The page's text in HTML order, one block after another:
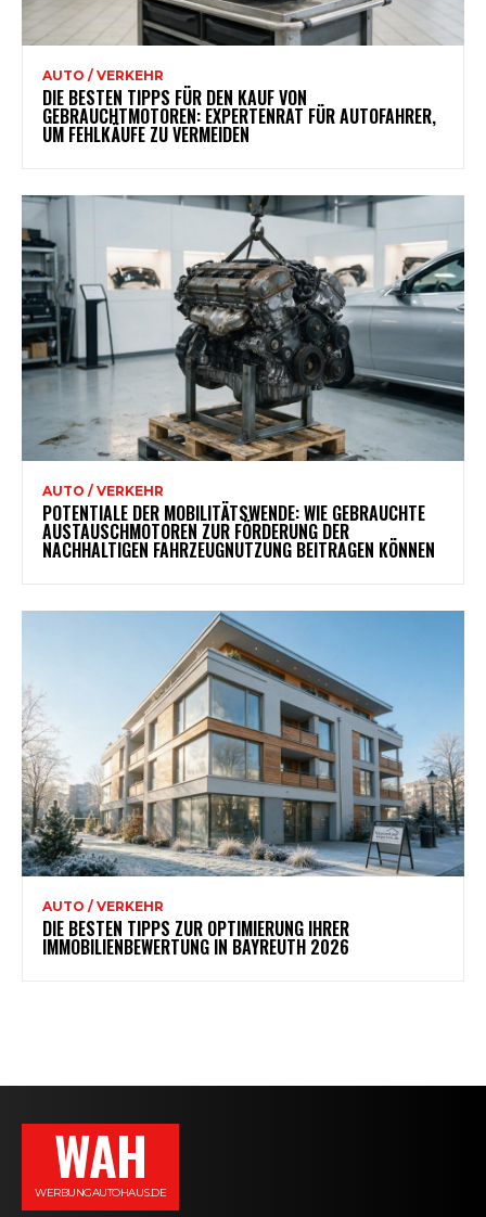
AUTO / VERKEHR
DIE BESTEN TIPPS FÜR DEN KAUF VON
GEBRAUCHTMOTOREN: EXPERTENRAT FÜR AUTOFAHRER,
UM FEHLKÄUFE ZU VERMEIDEN
AUTO / VERKEHR
POTENTIALE DER MOBILITÄTSWENDE: WIE GEBRAUCHTE
AUSTAUSCHMOTOREN ZUR FÖRDERUNG DER
NACHHALTIGEN FAHRZEUGNUTZUNG BEITRAGEN KÖNNEN
AUTO / VERKEHR
DIE BESTEN TIPPS ZUR OPTIMIERUNG IHRER
IMMOBILIENBEWERTUNG IN BAYREUTH 2026
WAH
WERBUNGAUTOHAUS.DE